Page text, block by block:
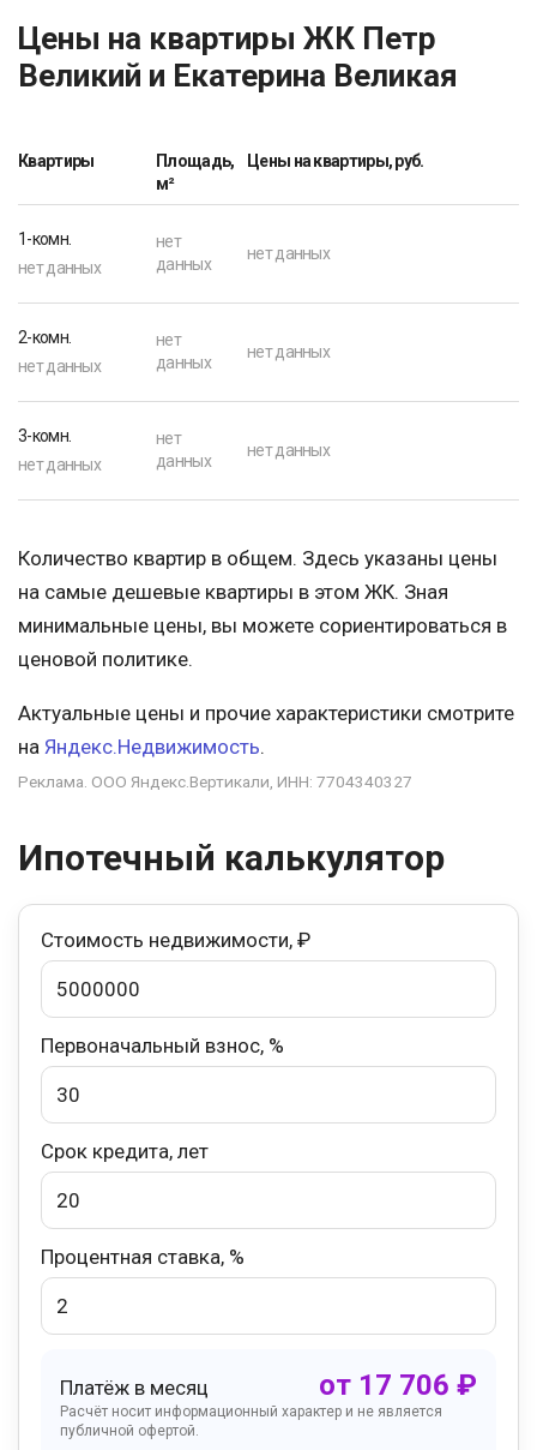
Цены на квартиры ЖК Петр
Великий и Екатерина Великая
Квартиры
Площадь,
м²
Цены на квартиры, руб.
1-комн.
нет данных
нет
данных
нет данных
2-комн.
нет данных
нет
данных
нет данных
3-комн.
нет данных
нет
данных
нет данных
Количество квартир в общем. Здесь указаны цены
на самые дешевые квартиры в этом ЖК. Зная
минимальные цены, вы можете сориентироваться в
ценовой политике.
Актуальные цены и прочие характеристики смотрите
на Яндекс.Недвижимость.
Реклама. ООО Яндекс.Вертикали, ИНН: 7704340327
Ипотечный калькулятор
Стоимость недвижимости, ₽
Первоначальный взнос, %
Срок кредита, лет
Процентная ставка, %
Платёж в месяц от 17 706 ₽
Расчёт носит информационный характер и не является
публичной офертой.